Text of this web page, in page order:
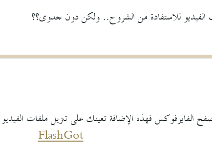
للاستفادة من الشروح.. ولكن دون جدوى؟؟
الفايرفوكس فهذه الإضافة تعينك على تنزيل ملفات الفيديو
FlashGot